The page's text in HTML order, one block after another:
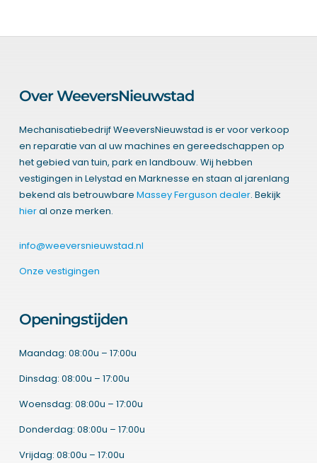
Over WeeversNieuwstad
Mechanisatiebedrijf WeeversNieuwstad is er voor verkoop
en reparatie van al uw machines en gereedschappen op
het gebied van tuin, park en landbouw. Wij hebben
vestigingen in Lelystad en Marknesse en staan al jarenlang
bekend als betrouwbare Massey Ferguson dealer. Bekijk
hieral onze merken.
info@weeversnieuwstad.nl
Onze vestigingen
Openingstijden
Maandag: 08:00u – 17:00u
Dinsdag: 08:00u – 17:00u
Woensdag: 08:00u – 17:00u
Donderdag: 08:00u – 17:00u
Vrijdag: 08:00u – 17:00u